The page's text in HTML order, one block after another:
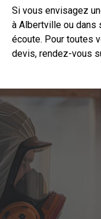
Si vous envisagez
à Albertville ou dans
écoute. Pour toutes
devis, rendez-vous